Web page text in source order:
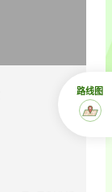
路线图